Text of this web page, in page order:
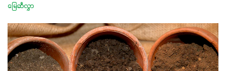
မြေဆီလွှာ